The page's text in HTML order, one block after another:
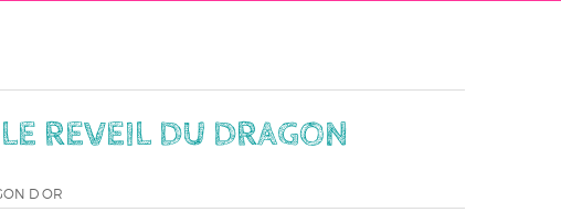
REVEIL DU DRAGON
D OR